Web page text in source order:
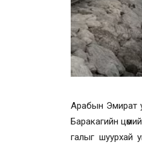
Арабын Эмират
Баракагийн
галыг шуурхай